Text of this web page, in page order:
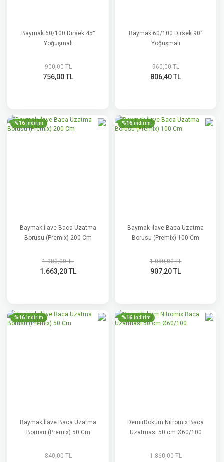
Baymak 60/100 Dirsek 45°
Yoğuşmalı
900,00 TL
756,00 TL
Baymak 60/100 Dirsek 90°
Yoğuşmalı
960,00 TL
806,40 TL
%16 indirim
Baymak İlave Baca Uzatma
Borusu (Premix) 200 Cm
1.980,00 TL
1.663,20 TL
%16 indirim
Baymak İlave Baca Uzatma
Borusu (Premix) 100 Cm
1.080,00 TL
907,20 TL
%16 indirim
Baymak İlave Baca Uzatma
Borusu (Premix) 50 Cm
840,00 TL
%16 indirim
DemirDöküm Nitromix Baca
Uzatması 50 cm Ø60/100
1.860,00 TL